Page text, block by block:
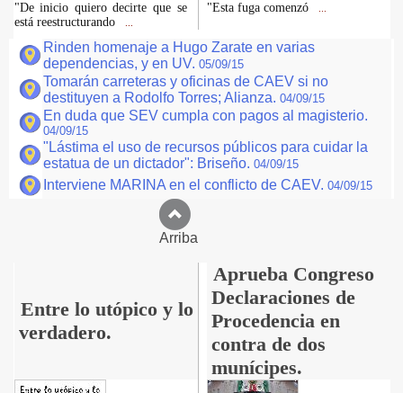
"De inicio quiero decirte que se
está reestructurando
"Esta fuga comenzó
Rinden homenaje a Hugo Zarate en varias
dependencias, y en UV. 05/09/15
Tomarán carreteras y oficinas de CAEV si no
destituyen a Rodolfo Torres; Alianza. 04/09/15
En duda que SEV cumpla con pagos al magisterio.
04/09/15
"Lástima el uso de recursos públicos para cuidar la
estatua de un dictador": Briseño. 04/09/15
Interviene MARINA en el conflicto de CAEV. 04/09/15
Arriba
Entre lo utópico y lo
verdadero.
Aprueba Congreso
Declaraciones de
Procedencia en
contra de dos
munícipes.